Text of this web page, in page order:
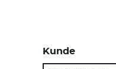
Kunde